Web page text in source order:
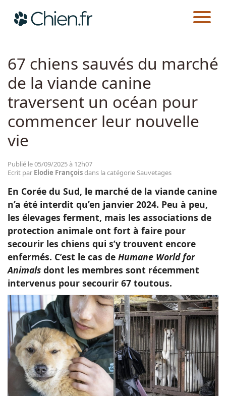
Races
Guides
CHIEN.FR ACTUALITÉS
67 chiens sauvés du marché
de la viande canine
traversent un océan pour
commencer leur nouvelle
vie
Publié le 05/09/2025 à 12h07
Ecrit par Elodie Françoisdans la catégorie Sauvetages
En Corée du Sud, le marché de la viande canine
n’a été interdit qu’en janvier 2024. Peu à peu,
les élevages ferment, mais les associations de
protection animale ont fort à faire pour
secourir les chiens qui s’y trouvent encore
enfermés. C’est le cas de Humane World for
Animals dont les membres sont récemment
intervenus pour secourir 67 toutous.